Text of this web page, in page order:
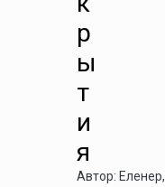
р
ы
т
и
я
Автор: Еленер,